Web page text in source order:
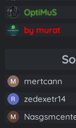
OptiMuS
by murat
mertcann
zedexetr14